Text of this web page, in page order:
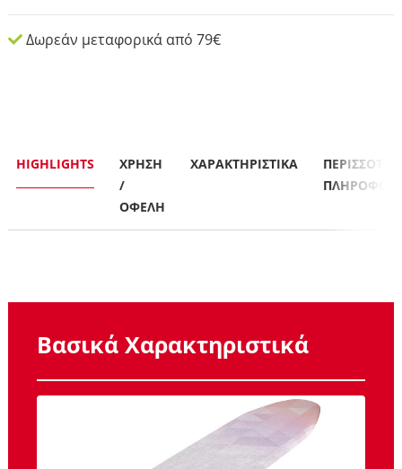
Δωρεάν μεταφορικά από 79€
HIGHLIGHTS
ΧΡΗΣΗ
/
ΟΦΕΛΗ
ΧΑΡΑΚΤΗΡΙΣΤΙΚΆ
Βασικά Χαρακτηριστικά